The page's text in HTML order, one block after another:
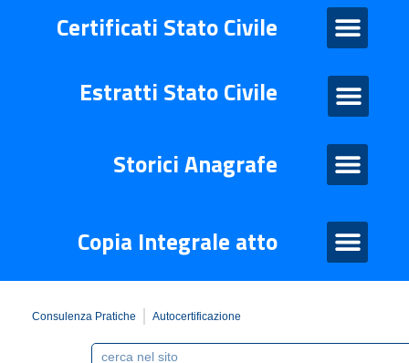
Certificati Stato Civile
Estratti Stato Civile
Storici Anagrafe
Copia Integrale atto
Consulenza Pratiche Autocertificazione